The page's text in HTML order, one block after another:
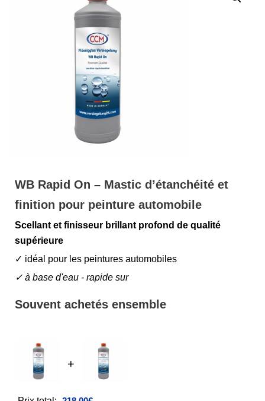
WB Rapid On – Mastic d’étanchéité et
finition pour peinture automobile
Scellant et finisseur brillant profond de qualité
supérieure
✓ idéal pour les peintures automobiles
✓ à base d'eau - rapide sur
Souvent achetés ensemble
+